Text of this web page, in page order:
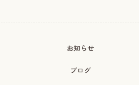
お知らせ
ブログ